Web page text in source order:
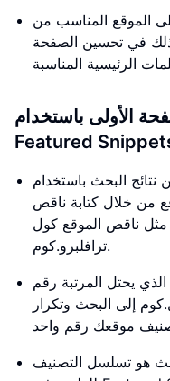
الموقع المناسب من
ذلك في تحسين الصفحة
الأولى باستخدام
Featured
نتائج البحث باستخدام
من خلال كتابة ناقص
مثل ناقص الموقع كول
ترافلبرو.كوم.
يحتل المرتبة رقم
إلى البحث وتكرار
هو تسلسل التصنيف